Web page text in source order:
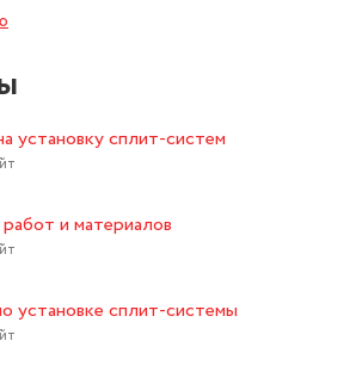
шума
нет
установку сплит-систем
и материалов
установке сплит-системы